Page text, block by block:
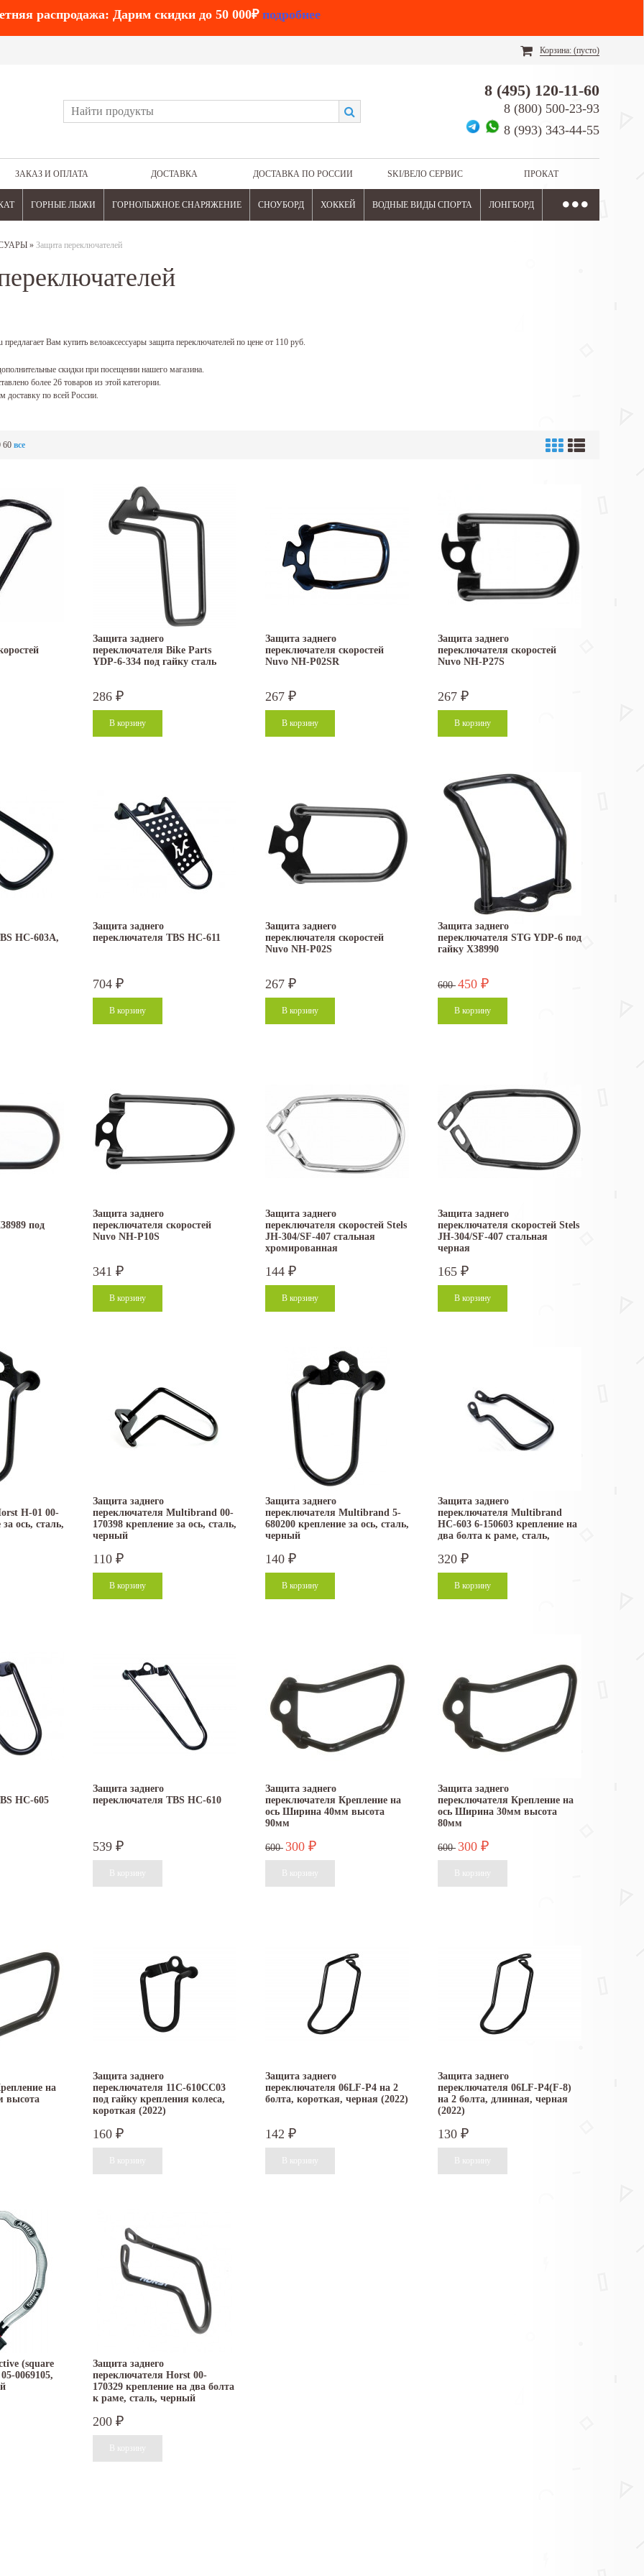
распродажа: Дарим скидки до 50 000₽ подробнее
Корзина: (пусто)
8 (495) 120-11-60
8 (800) 500-23-93
8 (993) 343-44-55
ЗАКАЗ И ОПЛАТА ДОСТАВКА ДОСТАВКА ПО РОССИИ SKI/ВЕЛО СЕРВИС ПРОКАТ
ГОРНЫЕ ЛЫЖИ ГОРНОЛЫЖНОЕ СНАРЯЖЕНИЕ СНОУБОРД ХОККЕЙ ВОДНЫЕ ВИДЫ СПОРТА ЛОНГБОРД
» Защита переключателей
Вам купить велоаксессуары защита переключателей по цене от 110 руб.
скидки при посещении нашего магазина.
более 26 товаров из этой категории.
по всей России.
60 все
Защита заднего
переключателя Bike Parts
YDP-6-334 под гайку сталь
286 ₽
Защита заднего
переключателя скоростей
Nuvo NH-P02SR
267 ₽
Защита заднего
переключателя скоростей
Nuvo NH-P27S
267 ₽
HC-603A,
Защита заднего
переключателя TBS HC-611
704 ₽
Защита заднего
переключателя скоростей
Nuvo NH-P02S
267 ₽
Защита заднего
переключателя STG YDP-6 под
гайку Х38990
600 450 ₽
под
Защита заднего
переключателя скоростей
Nuvo NH-P10S
341 ₽
Защита заднего
переключателя скоростей Stels
JH-304/SF-407 стальная
хромированная
144 ₽
Защита заднего
переключателя скоростей Stels
JH-304/SF-407 стальная
черная
165 ₽
H-01 00-
ось, сталь,
Защита заднего
переключателя Multibrand 00-
170398 крепление за ось, сталь,
черный
110 ₽
Защита заднего
переключателя Multibrand 5-
680200 крепление за ось, сталь,
черный
140 ₽
Защита заднего
переключателя Multibrand
HC-603 6-150603 крепление на
два болта к раме, сталь,
320 ₽
HC-605
Защита заднего
переключателя TBS HC-610
539 ₽
Защита заднего
переключателя Крепление на
ось Ширина 40мм высота
90мм
600 300 ₽
Защита заднего
переключателя Крепление на
ось Ширина 30мм высота
80мм
600 300 ₽
на
высота
Защита заднего
переключателя 11C-610СС03
под гайку крепления колеса,
короткая (2022)
160 ₽
Защита заднего
переключателя 06LF-P4 на 2
болта, короткая, черная (2022)
142 ₽
Защита заднего
переключателя 06LF-P4(F-8)
на 2 болта, длинная, черная
(2022)
130 ₽
(square
0069105,
Защита заднего
переключателя Horst 00-
170329 крепление на два болта
к раме, сталь, черный
200 ₽